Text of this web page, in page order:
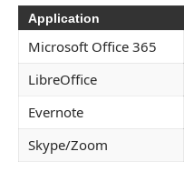
Application
Microsoft Office 365
LibreOffice
Evernote
Skype/Zoom